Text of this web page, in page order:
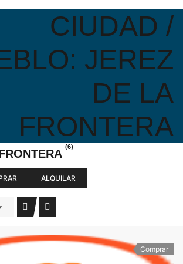
CIUDAD /
JEREZ
DE LA
FRONTERA
(6)
ALQUILAR
Comprar